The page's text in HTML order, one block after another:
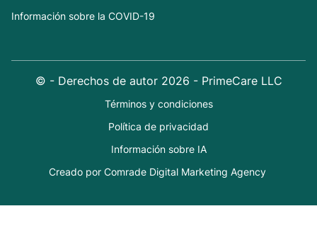
Información sobre la COVID-19
© - Derechos de autor 2026 - PrimeCare LLC
Términos y condiciones
Política de privacidad
Información sobre IA
Creado por Comrade Digital Marketing Agency